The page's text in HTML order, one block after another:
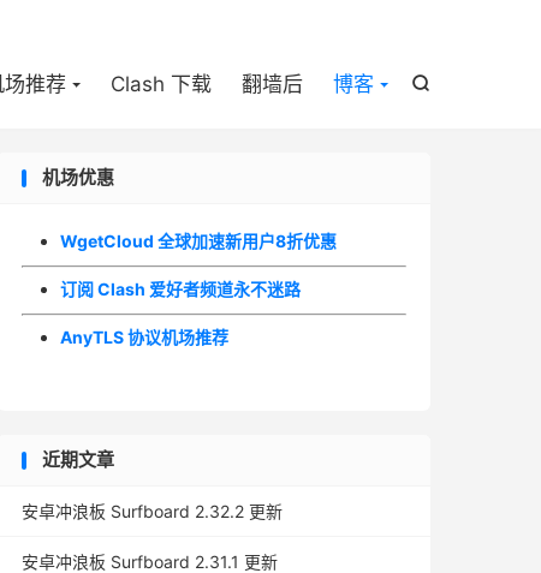

场推荐 Clash 下载 翻墙后 博客
机场优惠
WgetCloud 全球加速新用户8折优惠
订阅 Clash 爱好者频道永不迷路
AnyTLS 协议机场推荐
近期文章
安卓冲浪板 Surfboard 2.32.2 更新
安卓冲浪板 Surfboard 2.31.1 更新